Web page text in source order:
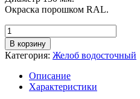
Окраска порошком RAL.
Количество
товара
Желоб
водосточный
В корзину
Категория: Желоб водосточный
Описание
Характеристики